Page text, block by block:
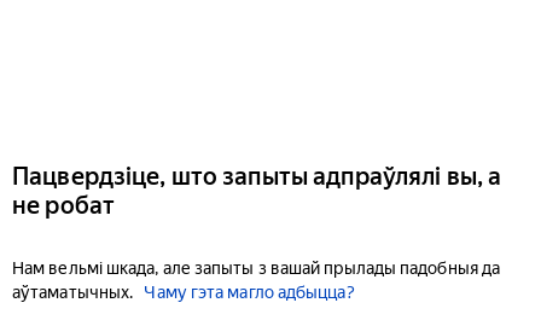
Пацвердзіце, што запыты адпраўлялі вы, а
не робат
Нам вельмі шкада, але запыты з вашай прылады падобныя да
аўтаматычных.
Чаму гэта магло адбыцца?